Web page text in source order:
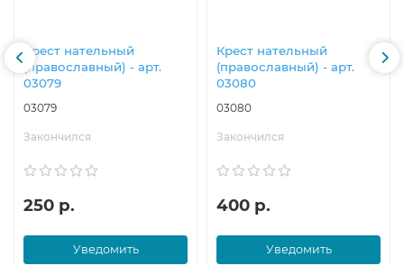
Крест нательный
(православный) - арт.
03079
03079
Закончился
250 р.
Уведомить
Крест нательный
(православный) - арт.
03080
03080
Закончился
400 р.
Уведомить